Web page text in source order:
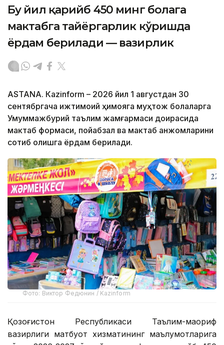
Бу йил қарийб 450 минг болага
мактабга тайёргарлик кўришда
ёрдам берилади — вазирлик
ASTANА. Кazinform – 2026 йил 1 августдан 30
сентябргача ижтимоий ҳимояга муҳтож болаларга
Умуммажбурий таълим жамғармаси доирасида
мактаб формаси, пойабзал ва мактаб анжомларини
сотиб олишга ёрдам берилади.
Фото: Виктор Федюнин / Kazinform
Қозоғистон Республикаси Таълим-маориф
вазирлиги матбуот хизматининг маълумотларига